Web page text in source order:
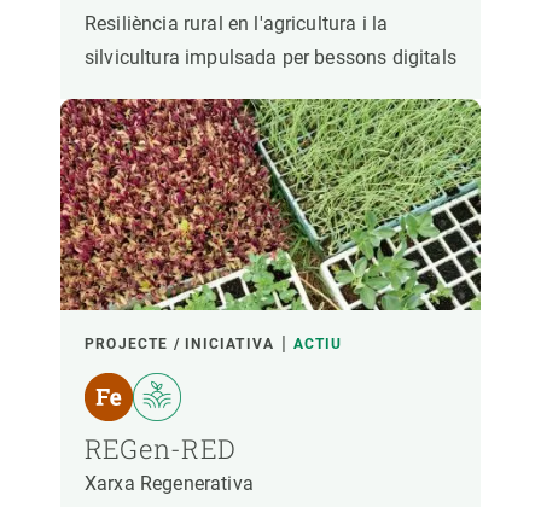
Resiliència rural en l'agricultura i la
silvicultura impulsada per bessons digitals
PROJECTE / INICIATIVA ACTIU
REGen-RED
Xarxa Regenerativa